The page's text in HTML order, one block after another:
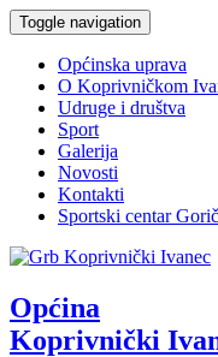
Toggle navigation
Općinska uprava
O Koprivničkom
Udruge i društva
Sport
Galerija
Novosti
Kontakti
Sportski centar
Općina
Koprivnički